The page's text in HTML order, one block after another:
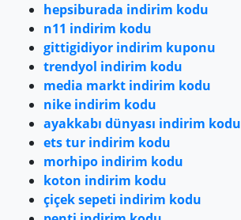
hepsiburada indirim kodu
n11 indirim kodu
gittigidiyor indirim kuponu
trendyol indirim kodu
media markt indirim kodu
nike indirim kodu
ayakkabı dünyası indirim kodu
ets tur indirim kodu
morhipo indirim kodu
koton indirim kodu
çiçek sepeti indirim kodu